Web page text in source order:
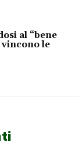
al “bene
vincono le